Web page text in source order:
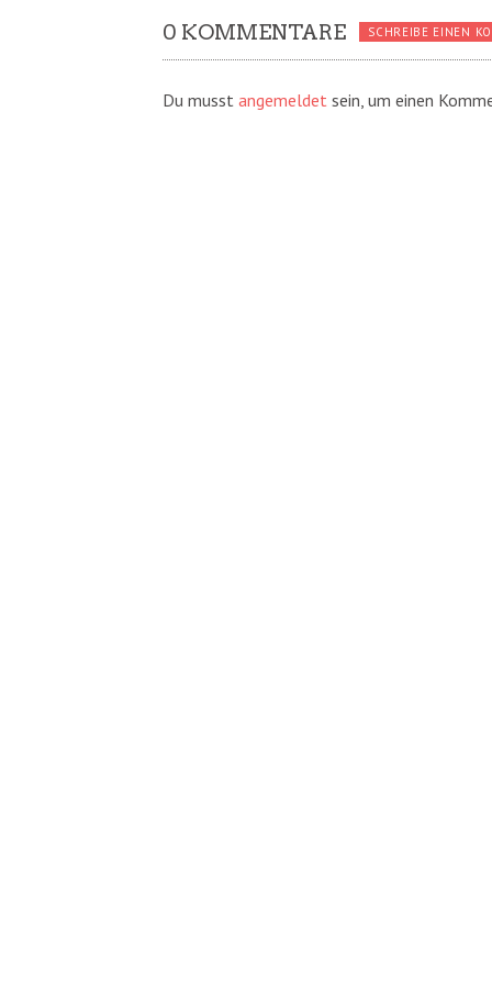
0 KOMMENTARE SCHREIBE EINEN
Du musst angemeldet sein, um einen